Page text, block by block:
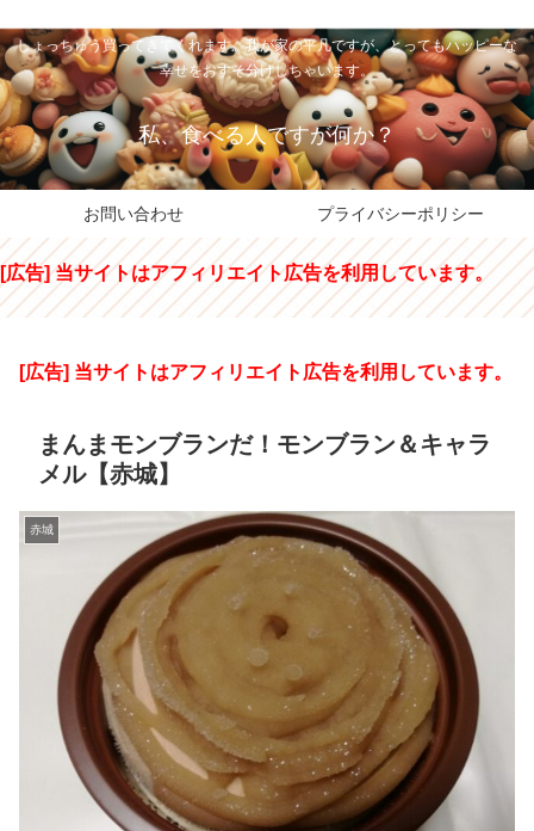
しょっちゅう買ってきてくれます。我が家の平凡ですが、とってもハッピーな
幸せをおすそ分けしちゃいます。
私、食べる人ですが何か？
お問い合わせ プライバシーポリシー
[広告] 当サイトはアフィリエイト広告を利用しています。
[広告] 当サイトはアフィリエイト広告を利用しています。
まんまモンブランだ！モンブラン＆キャラ
メル【赤城】
赤城